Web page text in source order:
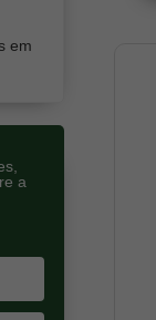
em
a